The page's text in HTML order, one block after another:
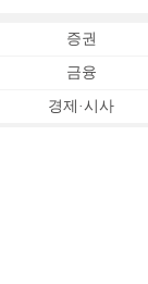
증권
금융
경제·시사